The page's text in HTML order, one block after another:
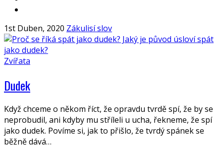
1st Duben, 2020 Zákulisí slov
Zvířata
Dudek
Když chceme o někom říct, že opravdu tvrdě spí, že by se
neprobudil, ani kdyby mu stříleli u ucha, řekneme, že spí
jako dudek. Povíme si, jak to přišlo, že tvrdý spánek se
běžně dává…